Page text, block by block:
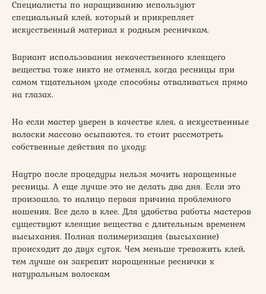
Специалисты по наращиванию используют
специальный клей, который и прикрепляет
искусственный материал к родным ресничкам.
Вариант использования некачественного клеящего
вещества тоже никто не отменял, когда ресницы при
самом тщательном уходе способны отваливаться прямо
на глазах.
Но если мастер уверен в качестве клея, а искусственные
волоски массово осыпаются, то стоит рассмотреть
собственные действия по уходу:
Наутро после процедуры нельзя мочить нарощенные
ресницы. А еще лучше это не делать два дня. Если это
произошло, то налицо первая причина проблемного
ношения. Все дело в клее. Для удобства работы мастеров
существуют клеящие вещества с длительным временем
высыхания. Полная полимеризация (высыхание)
происходит до двух суток. Чем меньше тревожить клей,
тем лучше он закрепит нарощенные реснички к
натуральным волоскам